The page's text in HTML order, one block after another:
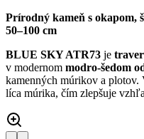
Prírodný kameň s okapom,
50–100 cm
BLUE SKY ATR73 je
v modernom modro-šedom
kamenných múrikov a
líca múrika, čím zlepšuje